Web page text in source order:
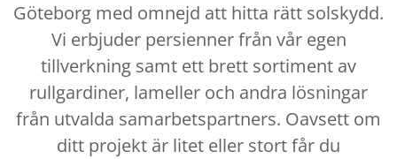
Göteborg med omnejd att hitta rätt solskydd.
Vi erbjuder persienner från vår egen
tillverkning samt ett brett sortiment av
rullgardiner, lameller och andra lösningar
från utvalda samarbetspartners. Oavsett om
ditt projekt är litet eller stort får du